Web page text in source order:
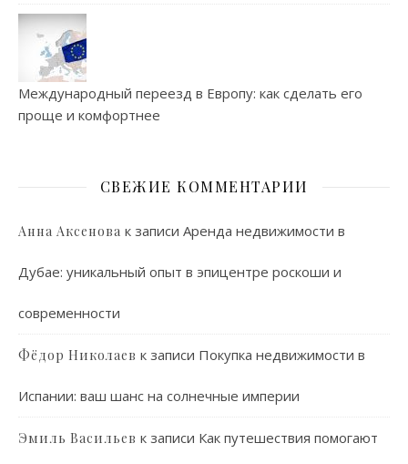
Международный переезд в Европу: как сделать его
проще и комфортнее
СВЕЖИЕ КОММЕНТАРИИ
Анна Аксенова к записи Аренда недвижимости в
Дубае: уникальный опыт в эпицентре роскоши и
современности
Фёдор Николаев к записи Покупка недвижимости в
Испании: ваш шанс на солнечные империи
Эмиль Васильев к записи Как путешествия помогают